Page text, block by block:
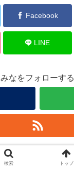
Facebook
LINE
みなをフォローする
検索 トップ